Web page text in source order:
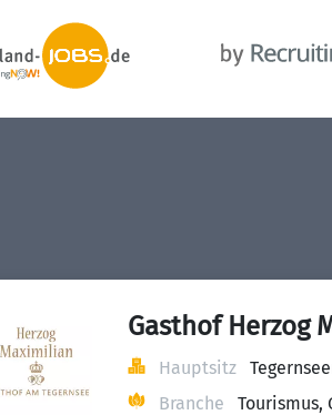
Gasthof Herzog
Hauptsitz
Branche
Tourismus,